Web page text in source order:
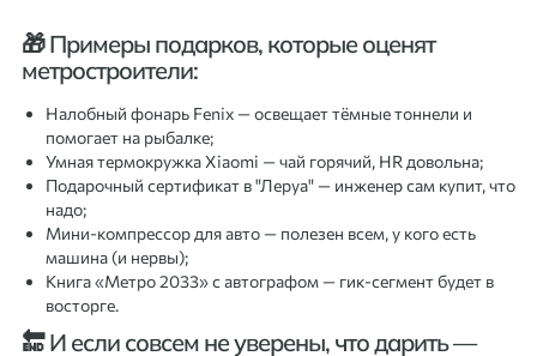
🎁 Примеры подарков, которые оценят
метростроители:
Налобный фонарь Fenix — освещает тёмные тоннели и
помогает на рыбалке;
Умная термокружка Xiaomi — чай горячий, HR довольна;
Подарочный сертификат в "Леруа" — инженер сам купит, что
надо;
Мини-компрессор для авто — полезен всем, у кого есть
машина (и нервы);
Книга «Метро 2033» с автографом — гик-сегмент будет в
восторге.
🔚 И если совсем не уверены, что дарить —